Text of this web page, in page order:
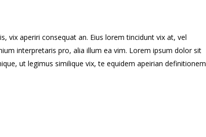
vix aperiri consequat an. Eius lorem tincidunt vix at, vel
interpretaris pro, alia illum ea vim. Lorem ipsum dolor sit
ut legimus similique vix, te equidem apeirian definitionem